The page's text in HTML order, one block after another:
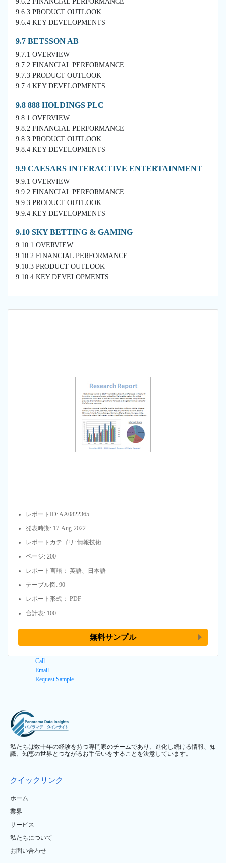
9.6.3 PRODUCT OUTLOOK
9.6.4 KEY DEVELOPMENTS
9.7 BETSSON AB
9.7.1 OVERVIEW
9.7.2 FINANCIAL PERFORMANCE
9.7.3 PRODUCT OUTLOOK
9.7.4 KEY DEVELOPMENTS
9.8 888 HOLDINGS PLC
9.8.1 OVERVIEW
9.8.2 FINANCIAL PERFORMANCE
9.8.3 PRODUCT OUTLOOK
9.8.4 KEY DEVELOPMENTS
9.9 CAESARS INTERACTIVE ENTERTAINMENT
9.9.1 OVERVIEW
9.9.2 FINANCIAL PERFORMANCE
9.9.3 PRODUCT OUTLOOK
9.9.4 KEY DEVELOPMENTS
9.10 SKY BETTING & GAMING
9.10.1 OVERVIEW
9.10.2 FINANCIAL PERFORMANCE
9.10.3 PRODUCT OUTLOOK
9.10.4 KEY DEVELOPMENTS
レポートID: AA0822365
発表時期: 17-Aug-2022
レポートカテゴリ: 情報技術
ページ: 200
レポート言語： 英語、日本語
テーブル図: 90
レポート形式： PDF
合計表: 100
無料サンプル
Call
Email
Request Sample
私たちは数十年の経験を持つ専門家のチームであり、進化し続ける情報、知
識、知恵の世界とつながるお手伝いをすることを決意しています。
クイックリンク
ホーム
業界
サービス
私たちについて
お問い合わせ